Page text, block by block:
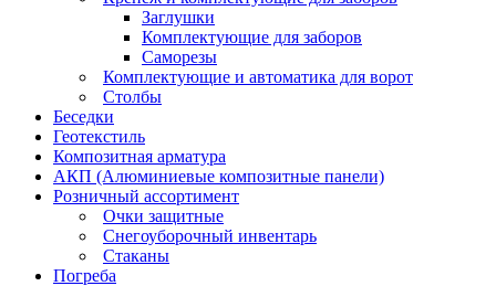
Заглушки
Комплектующие для заборов
Саморезы
Комплектующие и автоматика для ворот
Столбы
Беседки
Геотекстиль
Композитная арматура
АКП (Алюминиевые композитные панели)
Розничный ассортимент
Очки защитные
Снегоуборочный инвентарь
Стаканы
Погреба